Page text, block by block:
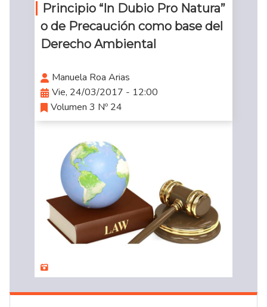
Principio “In Dubio Pro Natura”
o de Precaución como base del
Derecho Ambiental
Manuela Roa Arias
Vie, 24/03/2017 - 12:00
Volumen 3 Nº 24